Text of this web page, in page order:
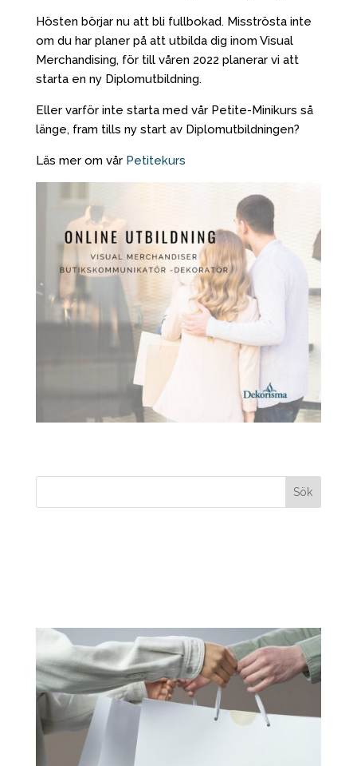
Hösten börjar nu att bli fullbokad. Misströsta inte
om du har planer på att utbilda dig inom Visual
Merchandising, för till våren 2022 planerar vi att
starta en ny Diplomutbildning.
Eller varför inte starta med vår Petite-Minikurs så
länge, fram tills ny start av Diplomutbildningen?
Läs mer om vår Petitekurs